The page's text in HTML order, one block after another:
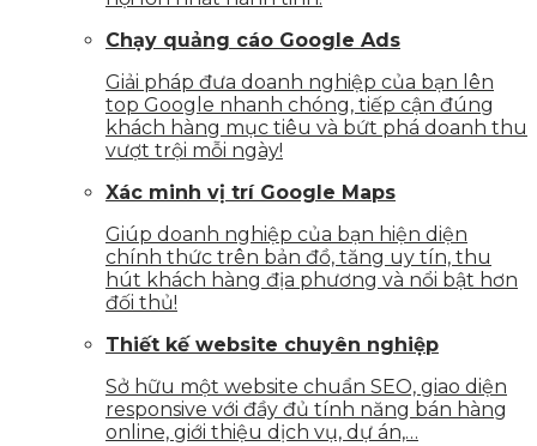
Chạy quảng cáo Google Ads
Giải pháp đưa doanh nghiệp của bạn lên
top Google nhanh chóng, tiếp cận đúng
khách hàng mục tiêu và bứt phá doanh thu
vượt trội mỗi ngày!
Xác minh vị trí Google Maps
Giúp doanh nghiệp của bạn hiện diện
chính thức trên bản đồ, tăng uy tín, thu
hút khách hàng địa phương và nổi bật hơn
đối thủ!
Thiết kế website chuyên nghiệp
Sở hữu một website chuẩn SEO, giao diện
responsive với đầy đủ tính năng bán hàng
online, giới thiệu dịch vụ, dự án,…